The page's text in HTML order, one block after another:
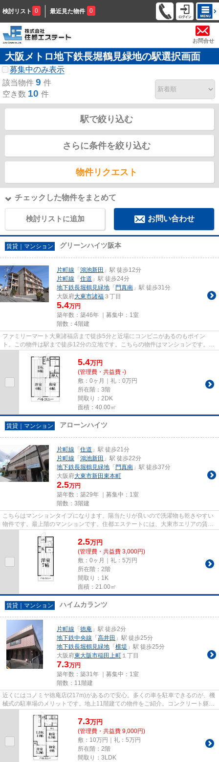
検討リスト 0 最近見た物件 0
お問合せ
大阪メトロ地下鉄長堀鶴見緑地の駅選択画面
募集中のみ表示
該当物件 9 件
空き数 10 件
駅で絞り込む
さらに条件を絞り込む
物件リクエスト
チェックした物件をまとめて
検討リストに追加 お問い合わせ
賃貸｜マンション グリーンハイツ阪本
片町線 「 鴻池新田 」駅 徒歩12分
片町線 「 住道 」駅 徒歩24分
地下鉄長堀鶴見緑地 「 門真南 」駅 徒歩31分
大阪府大東市諸福 ３丁目
5.4万円
築年数：築46年 ｜募集中： 1室
階数：4階建
ファミリーマート大東諸福店まで徒歩5分と近場にコンビニがあるのもポイン
ト。この物件は駅まで徒歩12分の立地です。こちらの物件はマンションです。条
件として多くの方がこだわる、陽...
5.4万円
(管理費・共益費 -)
敷：0ヶ月｜礼：0万円
所在階：3階
間取り：2DK
面積：40.00㎡
賃貸｜マンション アローンハイツ
片町線 「 住道 」駅 徒歩21分
片町線 「 鴻池新田 」駅 徒歩22分
地下鉄長堀鶴見緑地 「 門真南 」駅 徒歩37分
大阪府大東市新田東本町
2.5万円
築年数：築29年 ｜募集中： 1室
階数：3階建
こちらはマンションタイプになります。陽当たりが良いので洗濯物も乾きやすい
物件です。最上階のマンションです。住都エステートには、大東市エリアの賃貸
情報が豊富です。もちろん、...
2.5万円
(管理費・共益費 3,000円)
敷：0ヶ月｜礼：5万円
所在階：2階
間取り：1K
面積：21.00㎡
賃貸｜マンション ハイムカランツ
片町線 「 徳庵 」駅 徒歩2分
地下鉄中央線 「 高井田 」駅 徒歩25分
地下鉄長堀鶴見緑地 「 横堤 」駅 徒歩25分
大阪府東大阪市稲田上町 １丁目
7.3万円
築年数：築31年 ｜募集中： 1室
階数：11階建
近くにはコノミヤ徳庵店(217m)があるので安心。多くの車を駐車できるのが、機
械式の駐車場のメリットです。地上11階建ての物件をご紹介。コンクリート躯体
で隙間がなく、気密性や断熱...
7.3万円
(管理費・共益費 9,000円)
敷：10万円｜礼：5万円
所在階：2階
間取り：3LDK